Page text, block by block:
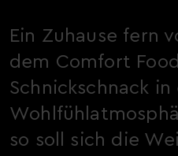
Ein Zuhause fern
dem Comfort
Schnickschnack
so soll sich die